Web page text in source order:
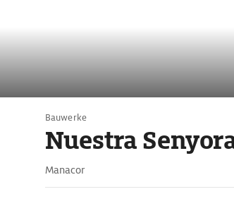
Bauwerke
Nuestra
Manacor